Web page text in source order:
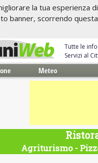
la tua
banner, scorrendo
Tutte le
Servizi al
Meteo
Agriturismo -